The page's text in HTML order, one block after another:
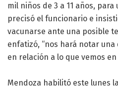
mil niños de 3 a 11 años, para
precisó el funcionario e
vacunarse ante una posible
enfatizó, “nos hará notar
en relación a lo que vemos en
Mendoza habilitó este lunes